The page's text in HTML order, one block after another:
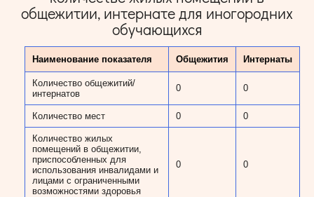
общежитии, интернате для иногородних
обучающихся
Наименование показателя Общежития Интернаты
Количество общежитий/
интернатов
0 0
Количество мест 0 0
Количество жилых
помещений в общежитии,
приспособленных для
использования инвалидами и
лицами с ограниченными
возможностями здоровья
0 0